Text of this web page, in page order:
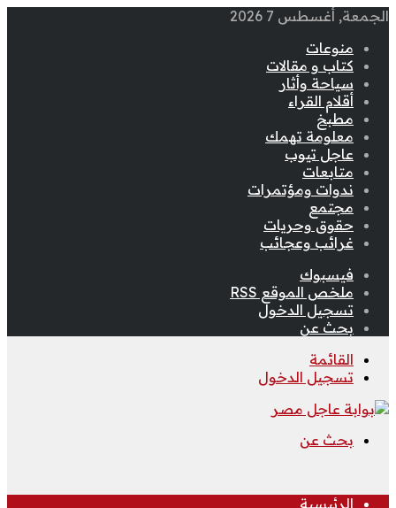
الجمعة, أغسطس 7 2026
منوعات
كتاب و مقالات
سياحة وأثار
أقلام القراء
مطبخ
معلومة تهمك
عاجل تيوب
متابعات
ندوات ومؤتمرات
مجتمع
حقوق وحريات
غرائب وعجائب
فيسبوك
ملخص الموقع RSS
تسجيل الدخول
بحث عن
القائمة
تسجيل الدخول
بحث عن
الرئيسية